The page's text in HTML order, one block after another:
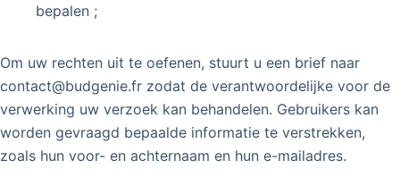
bepalen ;
Om uw rechten uit te oefenen, stuurt u een brief naar
contact@budgenie.fr zodat de verantwoordelijke voor de
verwerking uw verzoek kan behandelen. Gebruikers kan
worden gevraagd bepaalde informatie te verstrekken,
zoals hun voor- en achternaam en hun e-mailadres.